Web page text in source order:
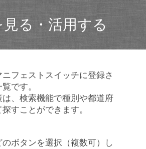
る・活用する
ニフェストスイッチに登録さ
です。
は、検索機能で種別や都道府
すことができます。
ボタンを選択（複数可）し